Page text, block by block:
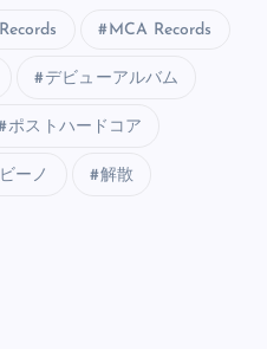
MCA Records
デビューアルバム
ポストハードコア
ーノ 解散